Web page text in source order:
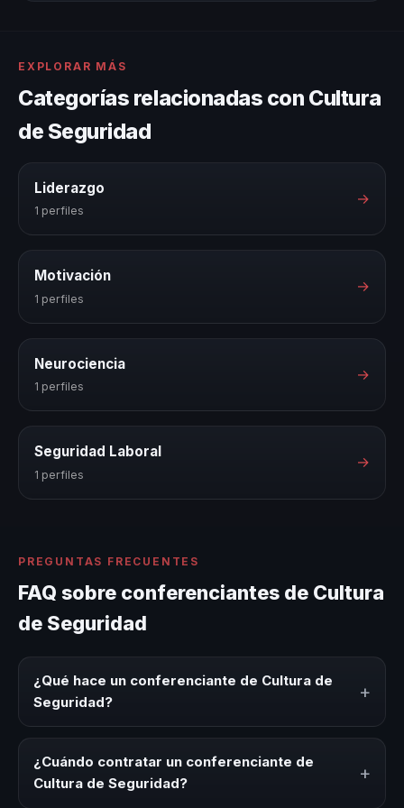
EXPLORAR MÁS
Categorías relacionadas con Cultura
de Seguridad
Liderazgo
1 perfiles
→
Motivación
1 perfiles
→
Neurociencia
1 perfiles
→
Seguridad Laboral
1 perfiles
→
PREGUNTAS FRECUENTES
FAQ sobre conferenciantes de Cultura
de Seguridad
¿Qué hace un conferenciante de Cultura de
Seguridad?
+
que comparte conocimiento, estrategias y experiencias
sobre este tema en eventos corporativos, convenciones
y seminarios. Su objetivo es generar reflexión, inspiración
¿Cuándo contratar un conferenciante de
Cultura de Seguridad?
+